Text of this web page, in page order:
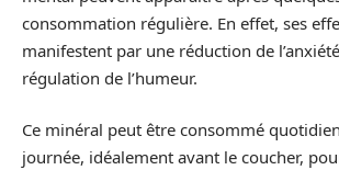
consommation régulière. En effet, ses
manifestent par une réduction de
régulation de l’humeur.
Ce minéral peut être consommé
journée, idéalement avant le coucher,